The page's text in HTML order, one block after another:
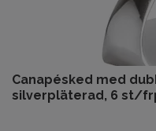
Canapésked med
silverpläterad, 6 st/frp